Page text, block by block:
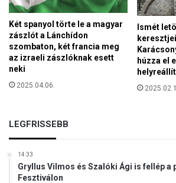
u
g
u
l
á
s
s
é
Két spanyol törte le a magyar
zászlót a Lánchídon
szombaton, két francia meg
az izraeli zászlóknak esett
neki
2025.04.06.
Ismét
húzza el
LEGFRISSEBB
14:33
Gryllus Vilmos és Szalóki Ági is fellép a
Fesztiválon